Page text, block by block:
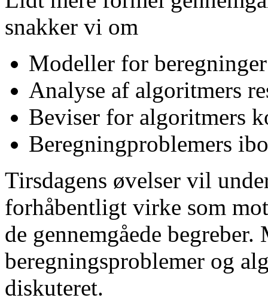
snakker vi om
Modeller for
Analyse af algoritmers
Beviser for algoritmers
Beregningproblemers
Tirsdagens øvelser vil
forhåbentligt virke som
de gennemgåede
beregningsproblemer og
diskuteret.